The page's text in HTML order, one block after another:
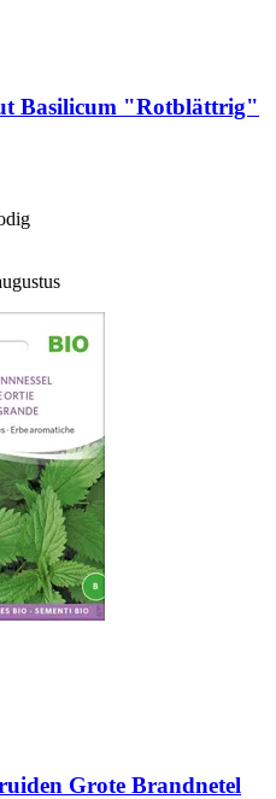
Basilicum "Rotblättrig"
Grote Brandnetel